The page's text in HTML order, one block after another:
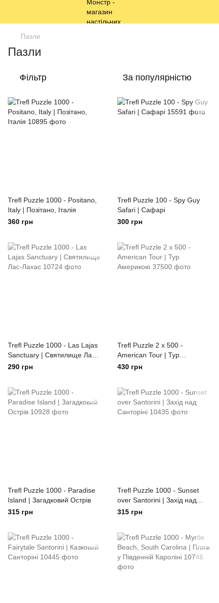
Пазли
Пазли
Фільтр За популярністю
Trefl Puzzle 1000 - Positano,
Italy | Позітано, Італія
360 грн
Trefl Puzzle 100 - Spy Guy
Safari | Сафарі
300 грн
Trefl Puzzle 1000 - Las Lajas
Sanctuary | Святилище Лас-
Лахас
290 грн
Trefl Puzzle 2 х 500 -
American Tour | Тур
Америкою
430 грн
Trefl Puzzle 1000 - Paradise
Island | Загадковий Острів
315 грн
Trefl Puzzle 1000 - Sunset
over Santorini | Захід над
Санторіні
315 грн